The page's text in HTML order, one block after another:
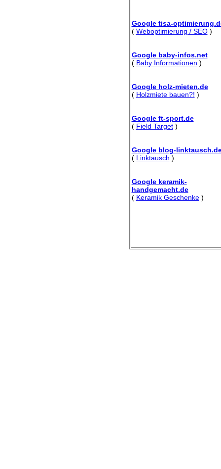
Google tisa-
( Weboptimierung / SEO)
Google baby-infos.net
( Baby Informationen )
Google holz-mieten.de
( Holzmiete bauen?! )
Google ft-sport.de
( Field Target)
Google blog-
( Linktausch )
Google keramik-
handgemacht.de
( Keramik Geschenke)